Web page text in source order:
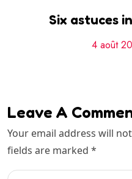
Six astuces
4 août
Leave A
Your email address will
fields are marked *